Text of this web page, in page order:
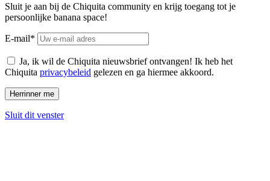
Sluit je aan bij de Chiquita community en krijg toegang tot je
persoonlijke banana space!
E-mail*
Ja, ik wil de Chiquita nieuwsbrief ontvangen! Ik heb het
Chiquita privacybeleid gelezen en ga hiermee akkoord.
Sluit dit venster